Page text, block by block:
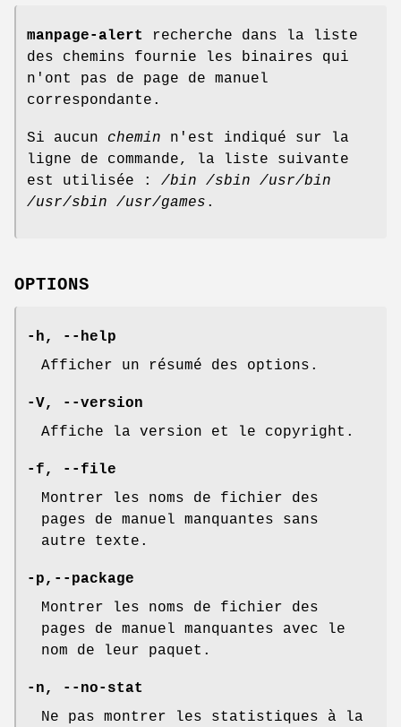
manpage-alert
recherche dans la liste
des chemins fournie les binaires qui
n'ont pas de page de manuel
correspondante.
Si aucun chemin n'est indiqué sur la
ligne de commande, la liste suivante
est utilisée : /bin /sbin /usr/bin
/usr/sbin /usr/games .
OPTIONS
-h,
--help
Afficher un résumé des options.
-V,
--version
Affiche la version et le copyright.
-f,
--file
Montrer les noms de fichier des
pages de manuel manquantes sans
autre texte.
-p, --package
Montrer les noms de fichier des
pages de manuel manquantes avec le
nom de leur paquet.
-n,
--no-stat
Ne pas montrer les statistiques à la